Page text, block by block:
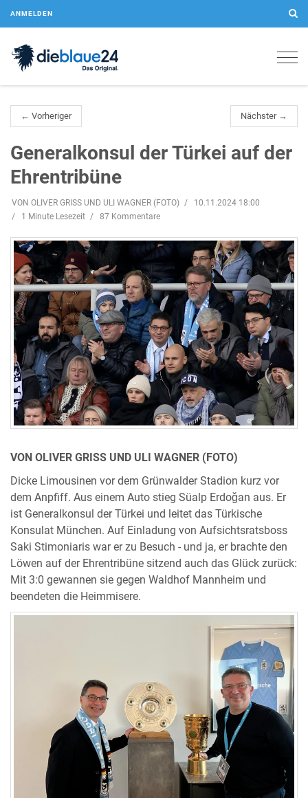
ANMELDEN
← Vorheriger Nächster →
Generalkonsul der Türkei auf der
Ehrentribüne
VON OLIVER GRISS UND ULI WAGNER (FOTO)
10.11.2024 18:00
1 Minute Lesezeit
87 Kommentare
VON OLIVER GRISS UND ULI WAGNER (FOTO)
Dicke Limousinen vor dem Grünwalder Stadion kurz vor
dem Anpfiff. Aus einem Auto stieg Süalp Erdoǧan aus. Er
ist Generalkonsul der Türkei und leitet das Türkische
Konsulat München. Auf Einladung von Aufsichtsratsboss
Saki Stimoniaris war er zu Besuch - und ja, er brachte den
Löwen auf der Ehrentribüne sitzend auch das Glück zurück:
Mit 3:0 gewannen sie gegen Waldhof Mannheim und
beendeten die Heimmisere.